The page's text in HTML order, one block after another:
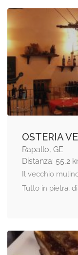
OSTERIA
Rapallo, GE
Distanza: 55,2
Il vecchio
Tutto in pietra,